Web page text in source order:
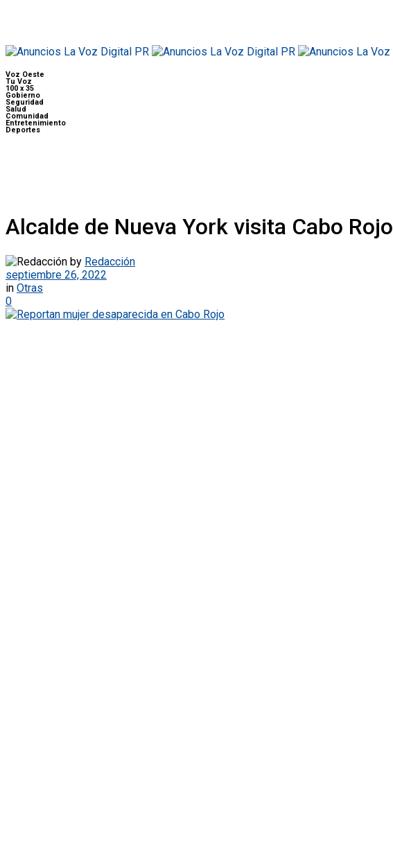
Voz Oeste
Tu Voz
100 x 35
Gobierno
Seguridad
Salud
Comunidad
Entretenimiento
Deportes
Alcalde de Nueva York visita Cabo Rojo
by Redacción
septiembre 26, 2022
in Otras
0